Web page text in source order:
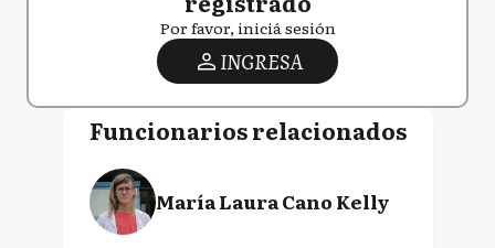
Por favor, iniciá sesión
INGRESA
Funcionarios relacionados
María Laura Cano Kelly